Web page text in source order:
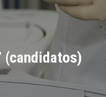
(candidatos)